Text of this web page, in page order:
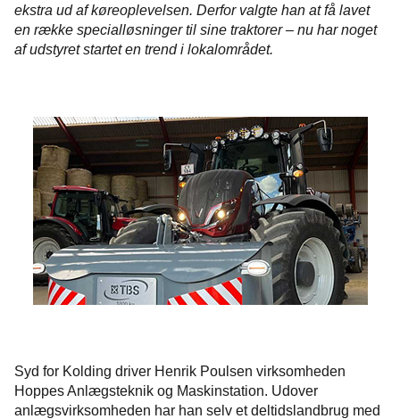
ekstra ud af køreoplevelsen. Derfor valgte han at få lavet
en række specialløsninger til sine traktorer – nu har noget
af udstyret startet en trend i lokalområdet.
Syd for Kolding driver Henrik Poulsen virksomheden
Hoppes Anlægsteknik og Maskinstation. Udover
anlægsvirksomheden har han selv et deltidslandbrug med